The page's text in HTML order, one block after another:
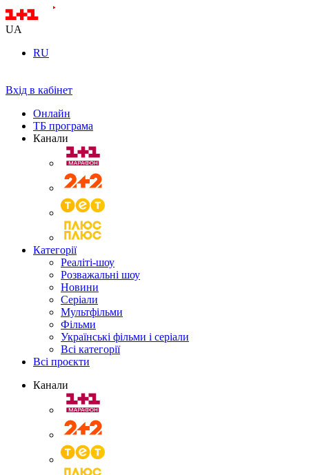
UA
RU
Вхід в кабінет
Онлайн
ТБ програма
Канали
Категорії
Реаліті-шоу
Розважальні шоу
Новини
Серіали
Мультфільми
Фільми
Українські фільми і серіали
Всі категорії
Всі проєкти
Канали